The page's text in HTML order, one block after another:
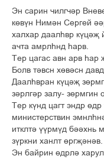
Эн сарин чилгчір
кґвўн Нимін Сергей
халхар даалєвр кўціљ
ачта амрлєнд єарв.
Тер цагас авн арв єар
Болв тівсн хґвісн
Даалєвран кўціљ
зірлгір залу- зґрмгин
Тер кўнд цагт эндр
министерствин
итклті ўўрмўд бііхнь
зўркни ханлт ґргљінів.
Эн байрин ґдрлі